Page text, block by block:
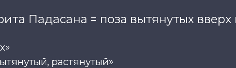
Падасана = поза вытянутых вверх
растянутый»